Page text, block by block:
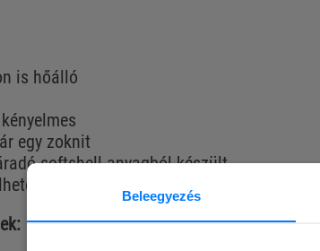
Beleegyezés
is hőálló
egy zoknit
softshell anyagból készült